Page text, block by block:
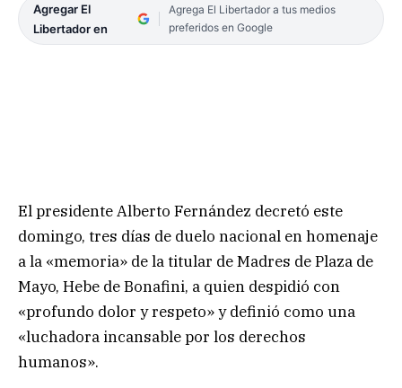
Agregar El
Libertador en
Agrega El Libertador a tus medios
preferidos en Google
El presidente Alberto Fernández decretó este
domingo, tres días de duelo nacional en homenaje
a la «memoria» de la titular de Madres de Plaza de
Mayo, Hebe de Bonafini, a quien despidió con
«profundo dolor y respeto» y definió como una
«luchadora incansable por los derechos
humanos».